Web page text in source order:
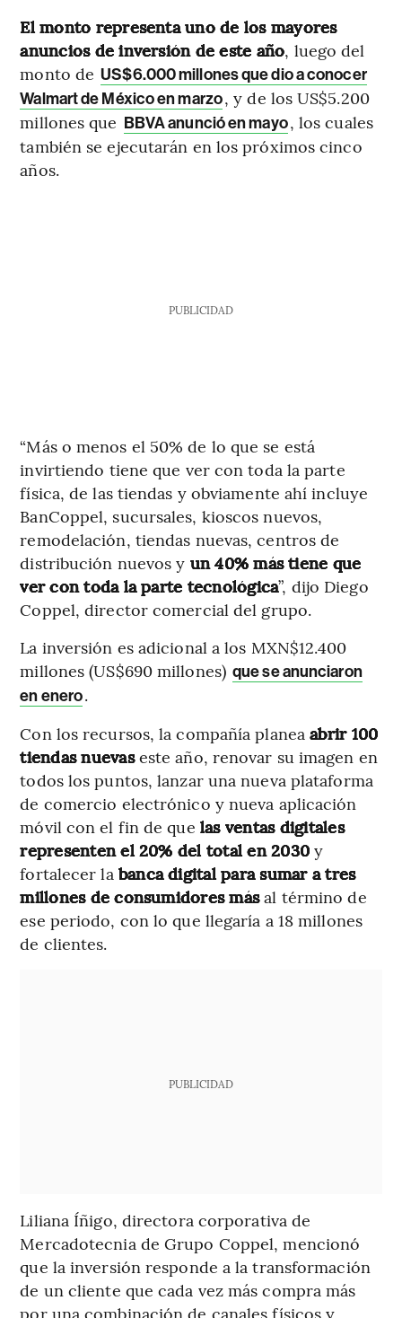
El monto representa uno de los mayores
anuncios de inversión de este año, luego del
monto de US$6.000 millones que dio a conocer
Walmart de México en marzo, y de los US$5.200
millones que BBVA anunció en mayo, los cuales
también se ejecutarán en los próximos cinco
años.
PUBLICIDAD
“Más o menos el 50% de lo que se está
invirtiendo tiene que ver con toda la parte
física, de las tiendas y obviamente ahí incluye
BanCoppel, sucursales, kioscos nuevos,
remodelación, tiendas nuevas, centros de
distribución nuevos y un 40% más tiene que
ver con toda la parte tecnológica”, dijo Diego
Coppel, director comercial del grupo.
La inversión es adicional a los MXN$12.400
millones (US$690 millones) que se anunciaron
en enero.
Con los recursos, la compañía planea abrir 100
tiendas nuevaseste año, renovar su imagen en
todos los puntos, lanzar una nueva plataforma
de comercio electrónico y nueva aplicación
móvil con el fin de que las ventas digitales
representen el 20% del total en 2030 y
fortalecer la banca digital para sumar a tres
millones de consumidores másal término de
ese periodo, con lo que llegaría a 18 millones
de clientes.
PUBLICIDAD
Liliana Íñigo, directora corporativa de
Mercadotecnia de Grupo Coppel, mencionó
que la inversión responde a la transformación
de un cliente que cada vez más compra más
por una combinación de canales físicos y